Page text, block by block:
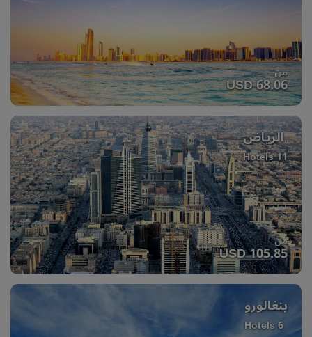
من
USD 68.06
الرياض
11 Hotels
من
USD 105.85
بنغالورو
6 Hotels